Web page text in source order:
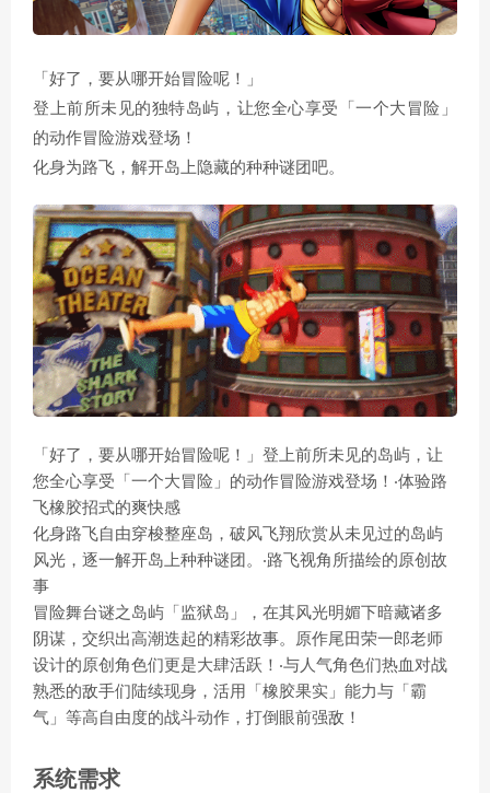
「好了，要从哪开始冒险呢！」
登上前所未见的独特岛屿，让您全心享受「一个大冒险」
的动作冒险游戏登场！
化身为路飞，解开岛上隐藏的种种谜团吧。
「好了，要从哪开始冒险呢！」登上前所未见的岛屿，让
您全心享受「一个大冒险」的动作冒险游戏登场！‧体验路
飞橡胶招式的爽快感
化身路飞自由穿梭整座岛，破风飞翔欣赏从未见过的岛屿
风光，逐一解开岛上种种谜团。‧路飞视角所描绘的原创故
事
冒险舞台谜之岛屿「监狱岛」，在其风光明媚下暗藏诸多
阴谋，交织出高潮迭起的精彩故事。原作尾田荣一郎老师
设计的原创角色们更是大肆活跃！‧与人气角色们热血对战
熟悉的敌手们陆续现身，活用「橡胶果实」能力与「霸
气」等高自由度的战斗动作，打倒眼前强敌！
系统需求